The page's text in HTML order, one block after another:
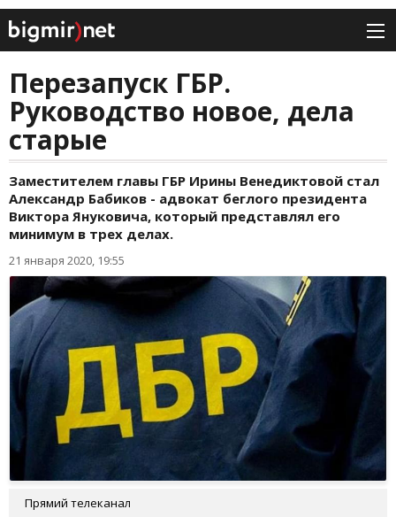
Перезапуск ГБР.
Руководство новое, дела
старые
Заместителем главы ГБР Ирины Венедиктовой стал
Александр Бабиков - адвокат беглого президента
Виктора Януковича, который представлял его
минимум в трех делах.
21 января 2020, 19:55
Прямий телеканал